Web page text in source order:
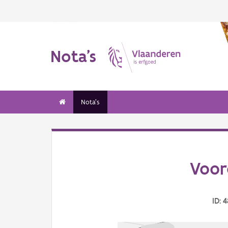
Nota's
Nota's
ID: